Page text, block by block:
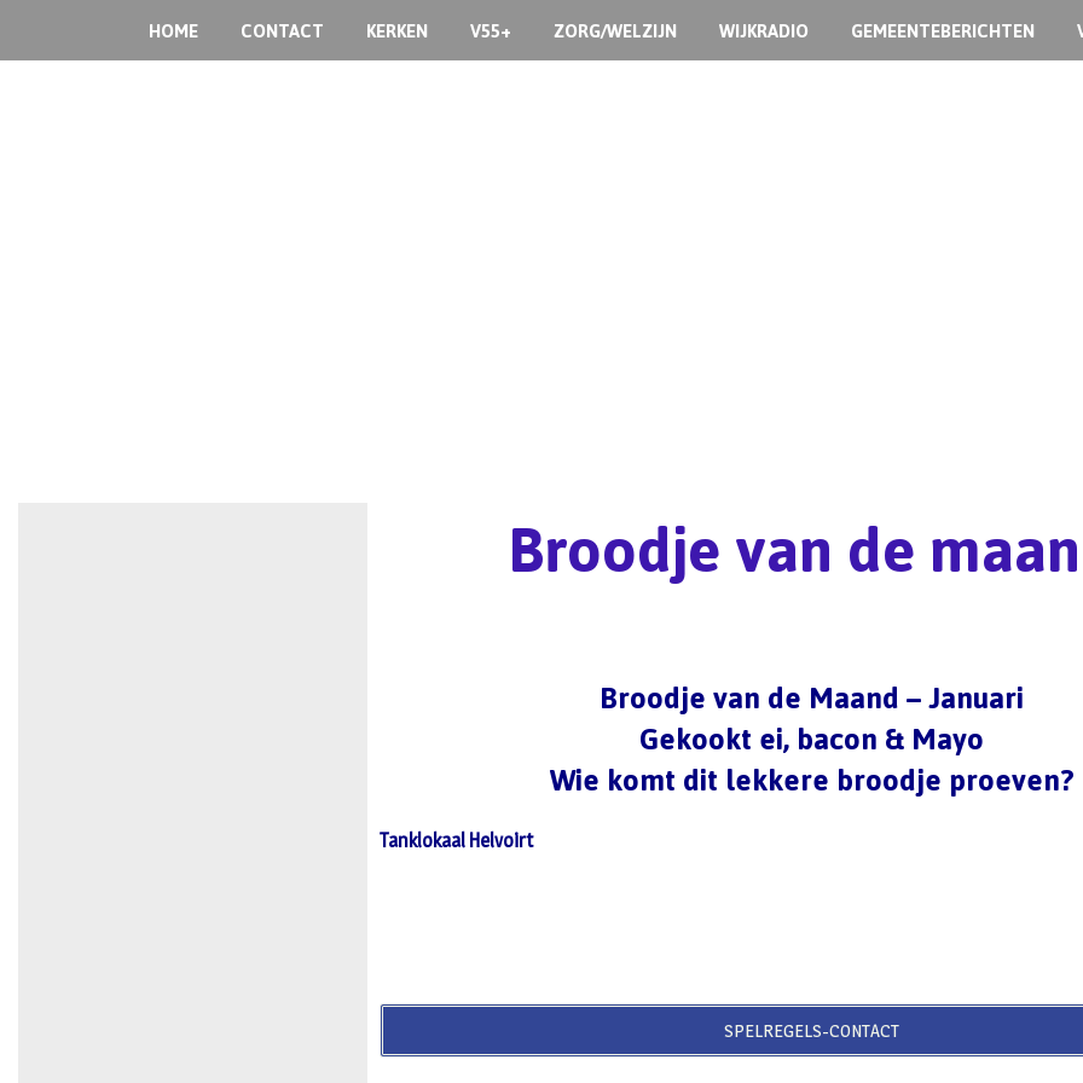
HOME CONTACT KERKEN V55+ ZORG/WELZIJN WIJKRADIO GEMEENTEBERICHTEN
Broodje van de
Broodje van de Maand – Januari
Gekookt ei, bacon & Mayo
Wie komt dit lekkere broodje proeven?
Tanklokaal Helvoirt
SPELREGELS-CONTACT